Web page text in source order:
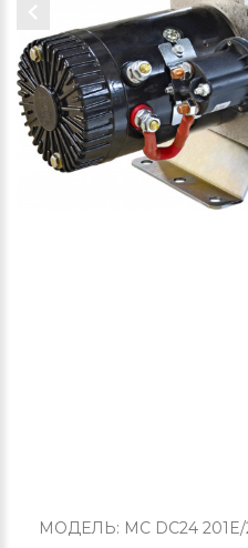
МОДЕЛЬ: MC DC24 201E/